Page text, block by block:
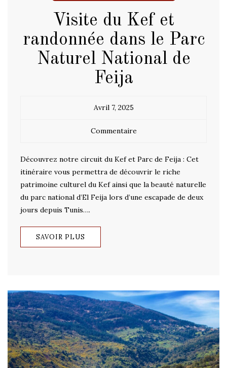
Visite du Kef et
randonnée dans le Parc
Naturel National de
Feija
Avril 7, 2025
Commentaire
Découvrez notre circuit du Kef et Parc de Feija : Cet
itinéraire vous permettra de découvrir le riche
patrimoine culturel du Kef ainsi que la beauté naturelle
du parc national d’El Feija lors d’une escapade de deux
jours depuis Tunis….
SAVOIR PLUS